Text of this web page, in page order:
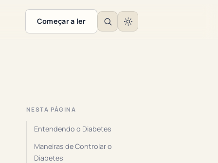
Começar a ler
NESTA PÁGINA
Entendendo o Diabetes
Maneiras de Controlar o
Diabetes